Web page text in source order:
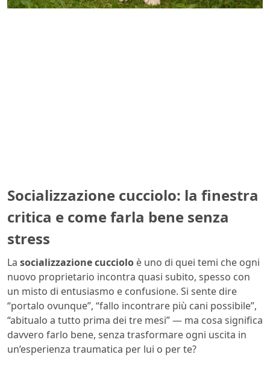
Socializzazione cucciolo: la finestra
critica e come farla bene senza
stress
La socializzazione cucciolo è uno di quei temi che ogni
nuovo proprietario incontra quasi subito, spesso con
un misto di entusiasmo e confusione. Si sente dire
“portalo ovunque”, “fallo incontrare più cani possibile”,
“abitualo a tutto prima dei tre mesi” — ma cosa significa
davvero farlo bene, senza trasformare ogni uscita in
un’esperienza traumatica per lui o per te?